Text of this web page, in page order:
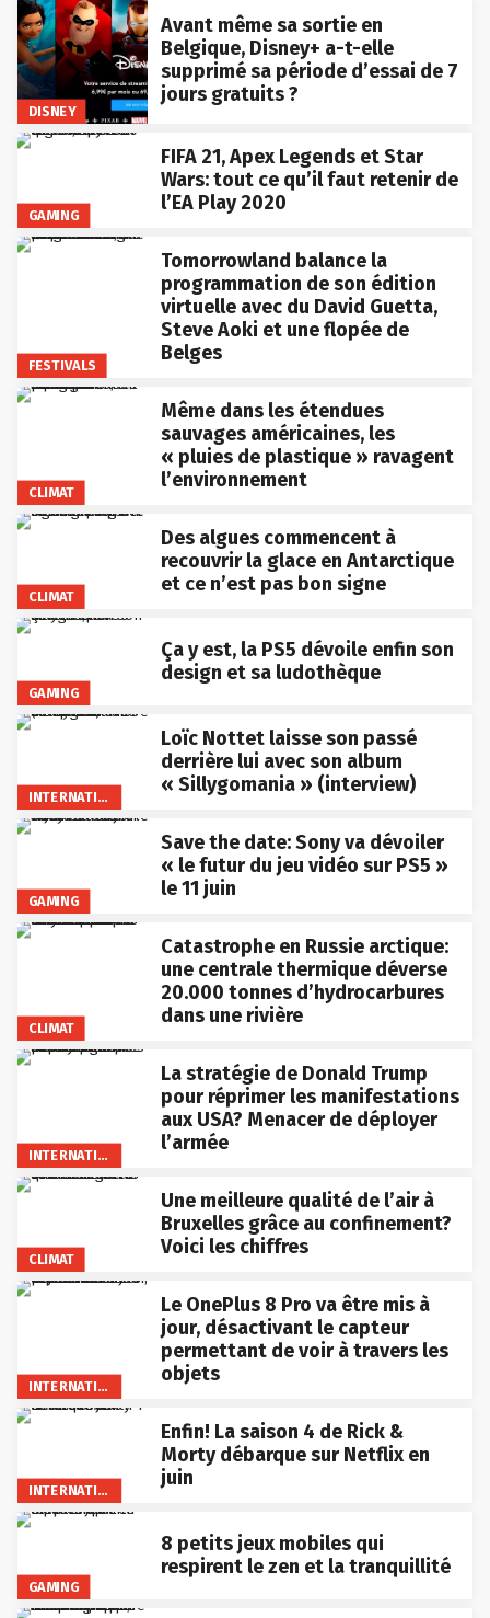
DISNEY
Avant même sa sortie en
Belgique, Disney+ a-t-elle
supprimé sa période d’essai de 7
jours gratuits ?
GAMING
FIFA 21, Apex Legends et Star
Wars: tout ce qu’il faut retenir de
l’EA Play 2020
FESTIVALS
Tomorrowland balance la
programmation de son édition
virtuelle avec du David Guetta,
Steve Aoki et une flopée de
Belges
CLIMAT
Même dans les étendues
sauvages américaines, les
« pluies de plastique » ravagent
l’environnement
CLIMAT
Des algues commencent à
recouvrir la glace en Antarctique
et ce n’est pas bon signe
GAMING
Ça y est, la PS5 dévoile enfin son
design et sa ludothèque
INTERNATIONAL
Loïc Nottet laisse son passé
derrière lui avec son album
« Sillygomania » (interview)
GAMING
Save the date: Sony va dévoiler
« le futur du jeu vidéo sur PS5 »
le 11 juin
CLIMAT
Catastrophe en Russie arctique:
une centrale thermique déverse
20.000 tonnes d’hydrocarbures
dans une rivière
INTERNATIONAL
La stratégie de Donald Trump
pour réprimer les manifestations
aux USA? Menacer de déployer
l’armée
CLIMAT
Une meilleure qualité de l’air à
Bruxelles grâce au confinement?
Voici les chiffres
INTERNATIONAL
Le OnePlus 8 Pro va être mis à
jour, désactivant le capteur
permettant de voir à travers les
objets
INTERNATIONAL
Enfin! La saison 4 de Rick &
Morty débarque sur Netflix en
juin
GAMING
8 petits jeux mobiles qui
respirent le zen et la tranquillité